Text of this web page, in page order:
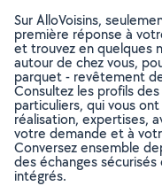
Sur AlloVoisins,
première réponse à
et trouvez en quelques
autour de chez vous,
parquet - revêtement
Consultez les profils
particuliers, qui vous
réalisation, expertises,
votre demande et à
Conversez ensemble
des échanges
intégrés.